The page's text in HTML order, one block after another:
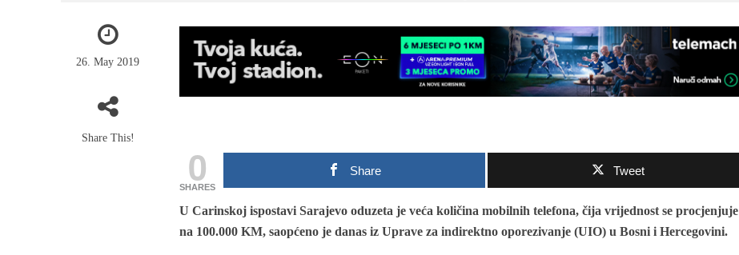
26. May 2019
Share This!
0
SHARES
Share Tweet
U Carinskoj ispostavi Sarajevo oduzeta je veća količina mobilnih telefona, čija vrijednost se procjenjuje
na 100.000 KM, saopćeno je danas iz Uprave za indirektno oporezivanje (UIO) u Bosni i Hercegovini.